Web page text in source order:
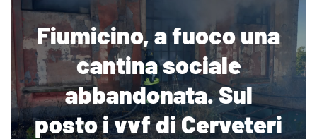
Fiumicino, a fuoco una
cantina sociale
abbandonata. Sul
posto i vvf di Cerveteri